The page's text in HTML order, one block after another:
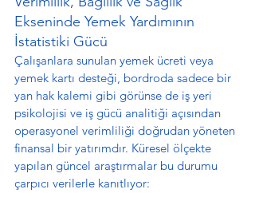
Ekseninde Yemek Yardımının
İstatistiki Gücü
Çalışanlara sunulan yemek ücreti veya
yemek kartı desteği, bordroda sadece bir
yan hak kalemi gibi görünse de iş yeri
psikolojisi ve iş gücü analitiği açısından
operasyonel verimliliği doğrudan yöneten
finansal bir yatırımdır. Küresel ölçekte
yapılan güncel araştırmalar bu durumu
çarpıcı verilerle kanıtlıyor: